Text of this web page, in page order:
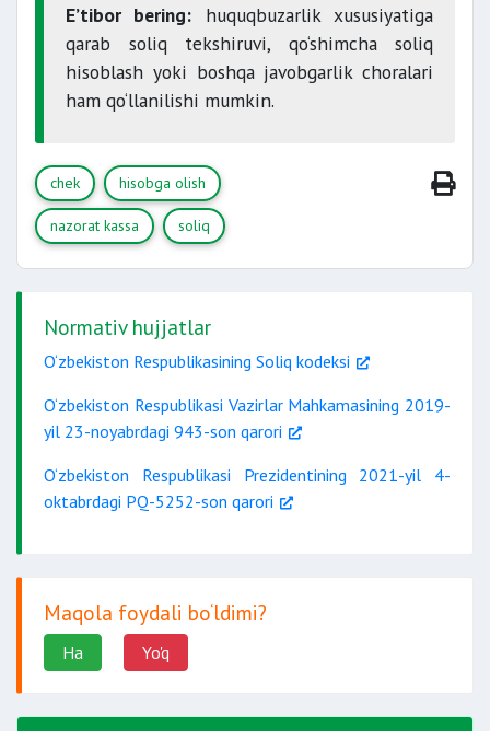
E’tibor bering: huquqbuzarlik xususiyatiga
qarab soliq tekshiruvi, qo‘shimcha soliq
hisoblash yoki boshqa javobgarlik choralari
ham qo‘llanilishi mumkin.
chek hisobga olish
nazorat kassa soliq
Normativ hujjatlar
O‘zbekiston Respublikasining Soliq kodeksi
O‘zbekiston Respublikasi Vazirlar Mahkamasining 2019-
yil 23-noyabrdagi 943-son qarori
O‘zbekiston Respublikasi Prezidentining 2021-yil 4-
oktabrdagi PQ-5252-son qarori
Maqola foydali bo‘ldimi?
Ha Yo'q